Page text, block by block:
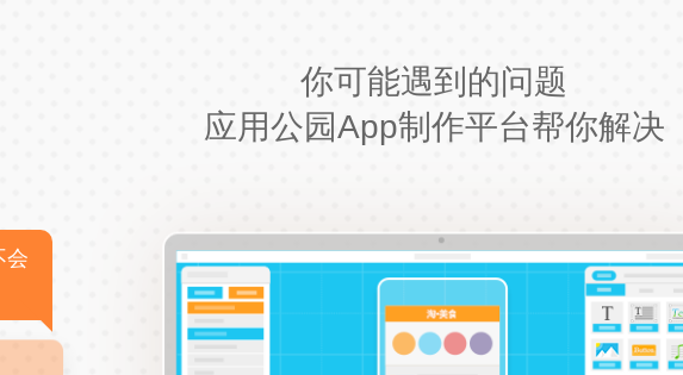
你可能遇到的问题
应用公园App制作平台帮你解决
会